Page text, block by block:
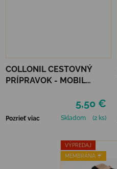
COLLONIL CESTOVNÝ
PRÍPRAVOK - MOBIL
5,50 €
Pozrieť viac Skladom (2 ks)
VÝPREDAJ
MEMBRÁNA ☔️